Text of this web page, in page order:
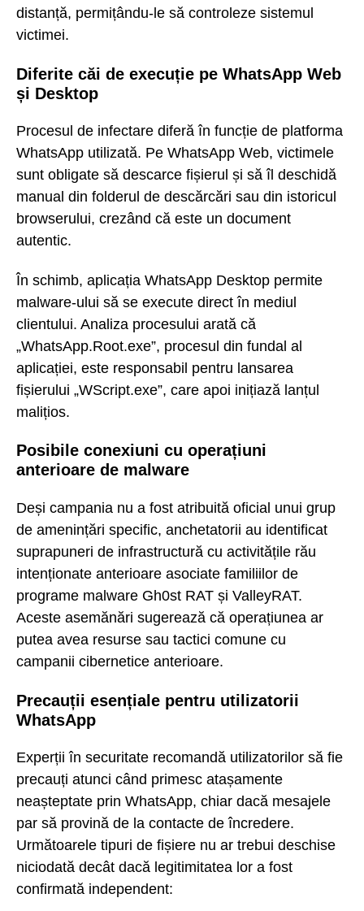
distanță, permițându-le să controleze sistemul
victimei.
Diferite căi de execuție pe WhatsApp Web
și Desktop
Procesul de infectare diferă în funcție de platforma
WhatsApp utilizată. Pe WhatsApp Web, victimele
sunt obligate să descarce fișierul și să îl deschidă
manual din folderul de descărcări sau din istoricul
browserului, crezând că este un document
autentic.
În schimb, aplicația WhatsApp Desktop permite
malware-ului să se execute direct în mediul
clientului. Analiza procesului arată că
„WhatsApp.Root.exe”, procesul din fundal al
aplicației, este responsabil pentru lansarea
fișierului „WScript.exe”, care apoi inițiază lanțul
malițios.
Posibile conexiuni cu operațiuni
anterioare de malware
Deși campania nu a fost atribuită oficial unui grup
de amenințări specific, anchetatorii au identificat
suprapuneri de infrastructură cu activitățile rău
intenționate anterioare asociate familiilor de
programe malware Gh0st RAT și ValleyRAT.
Aceste asemănări sugerează că operațiunea ar
putea avea resurse sau tactici comune cu
campanii cibernetice anterioare.
Precauții esențiale pentru utilizatorii
WhatsApp
Experții în securitate recomandă utilizatorilor să fie
precauți atunci când primesc atașamente
neașteptate prin WhatsApp, chiar dacă mesajele
par să provină de la contacte de încredere.
Următoarele tipuri de fișiere nu ar trebui deschise
niciodată decât dacă legitimitatea lor a fost
confirmată independent: